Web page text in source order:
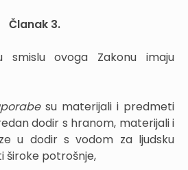
Članak 3.
smislu ovoga Zakonu imaju
su materijali i predmeti
dodir s hranom, materijali i
u dodir s vodom za ljudsku
široke potrošnje,